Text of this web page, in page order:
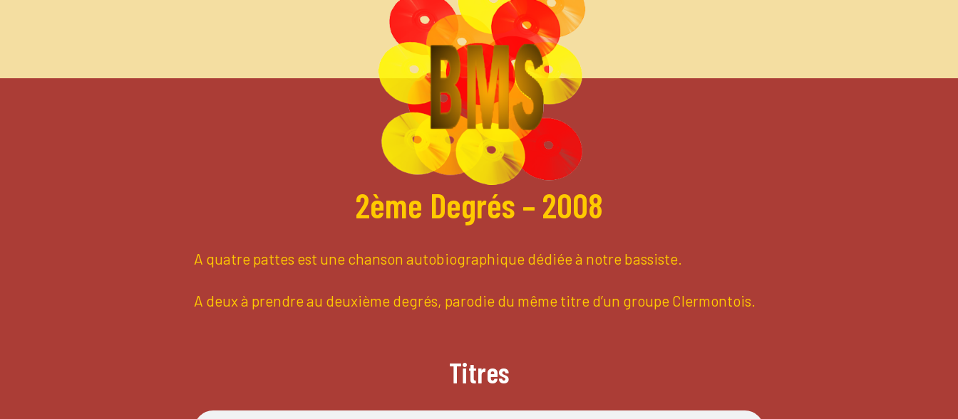
2ème Degrés – 2008
A quatre pattes est une chanson autobiographique dédiée à notre bassiste.
A deux à prendre au deuxième degrés, parodie du même titre d’un groupe Clermontois.
Titres